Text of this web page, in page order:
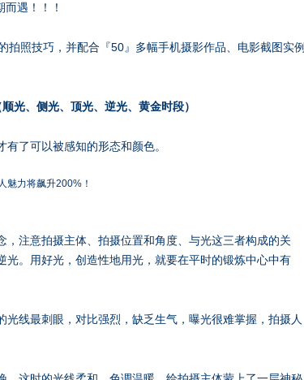
遇！！！
拍照技巧，并配合『50』多幅手机摄影作品、电影截图实例
、侧光、顶光、逆光、黄金时段）
了可以被感知的形态和颜色。
，注意拍摄主体、拍摄位置和角度、与光这三者构成的关
光。用好光，创造性地用光，就要在平时的锻炼中心中有
光线最刺眼，对比强烈，缺乏生气，曝光很难掌握，拍摄人